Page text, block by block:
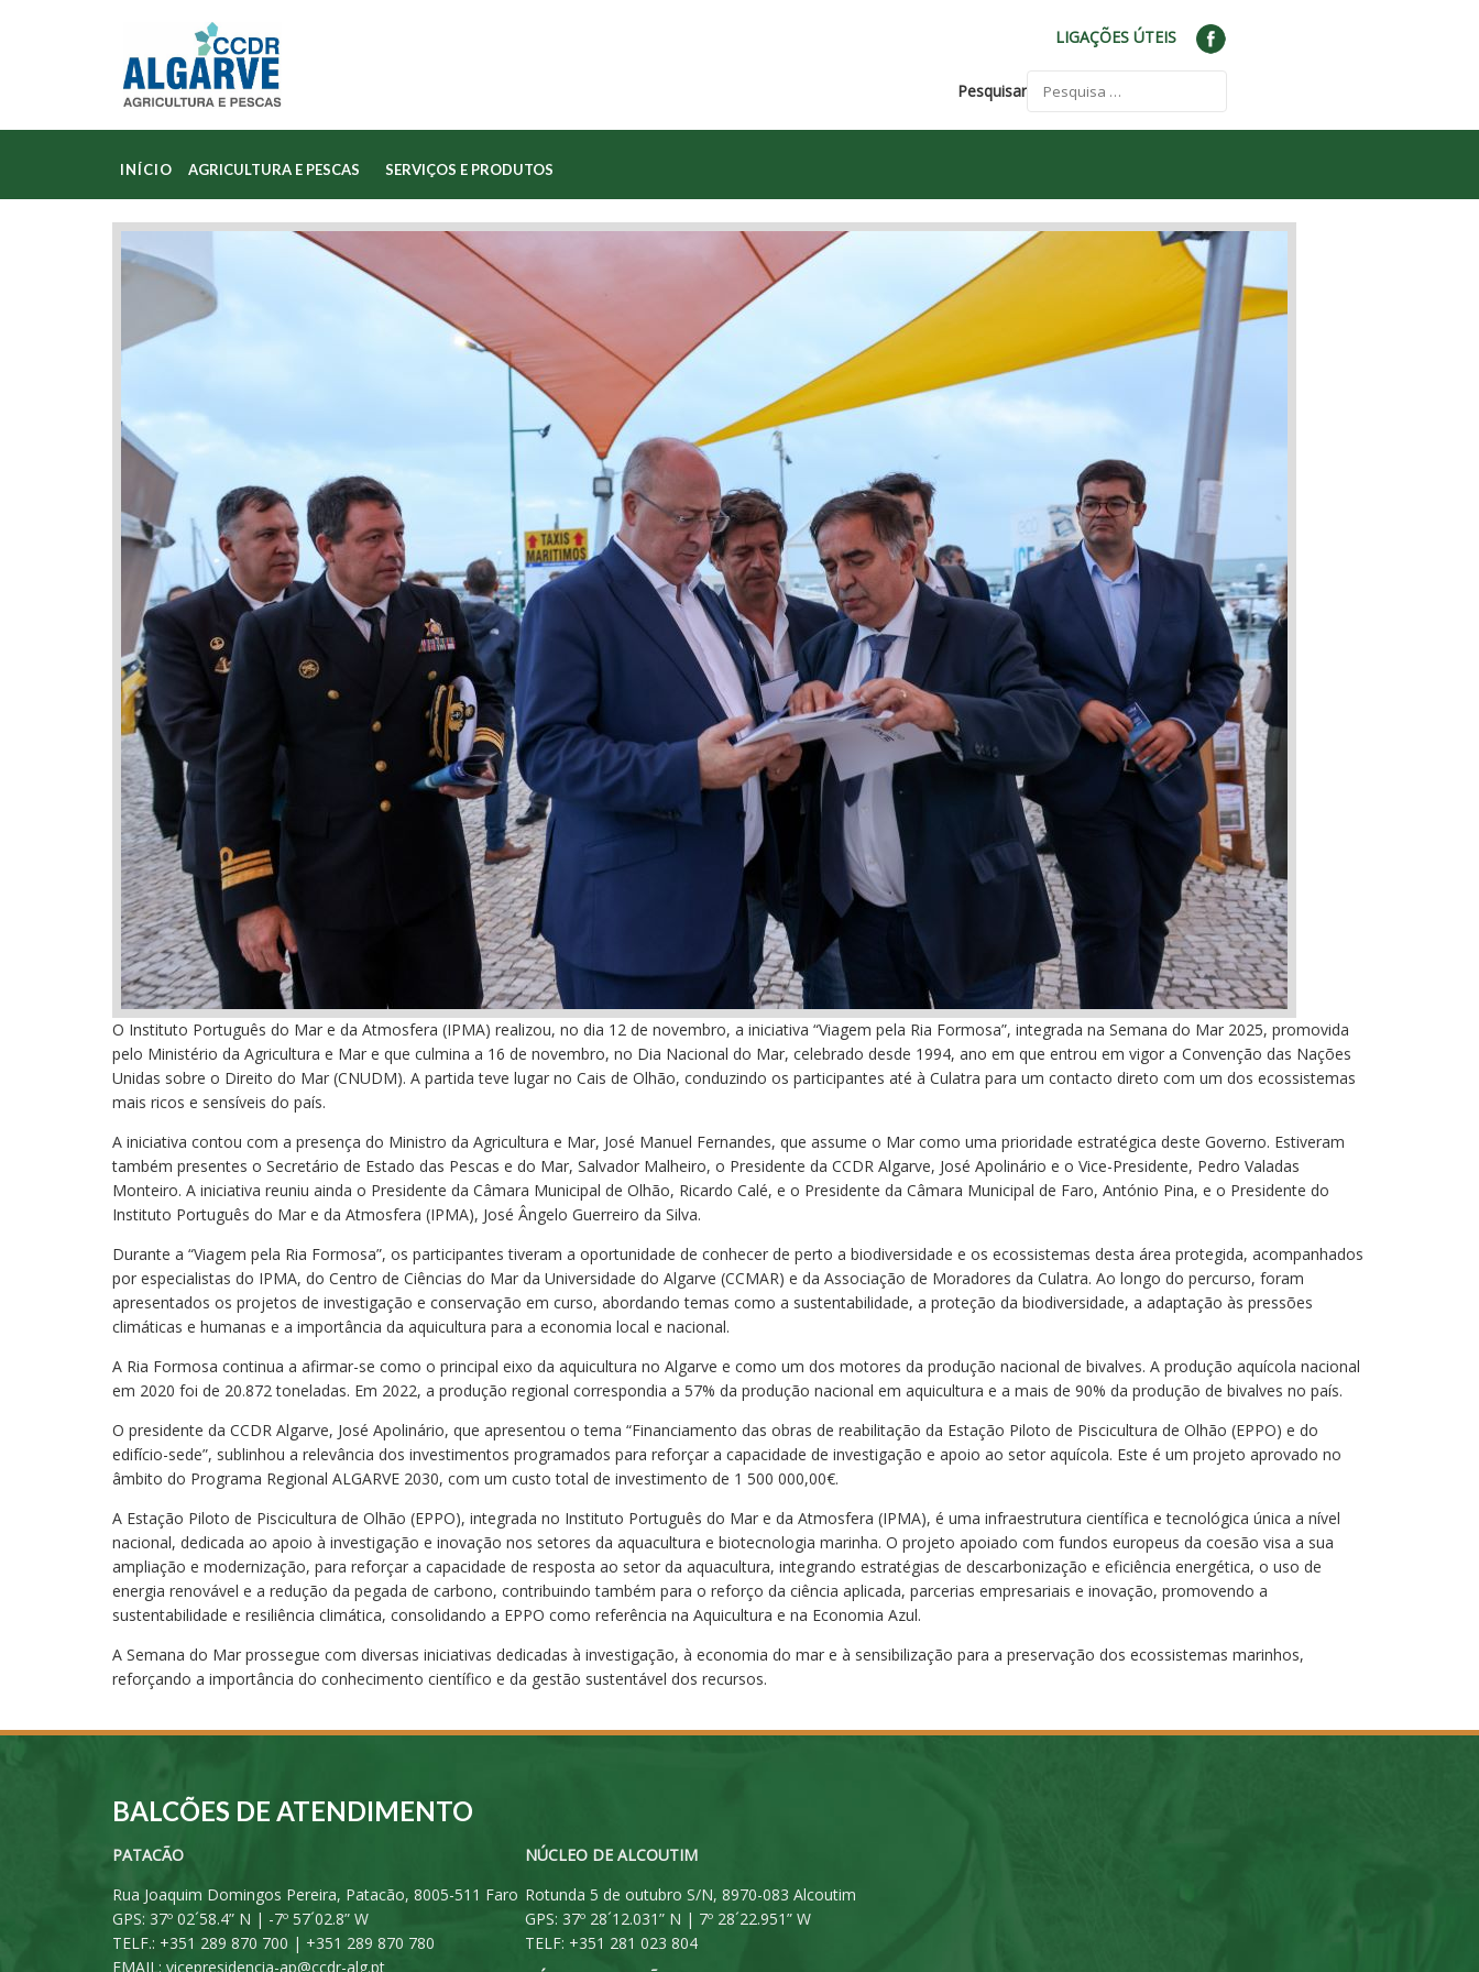
LIGAÇÕES ÚTEIS
Pesquisar
INÍCIO AGRICULTURA E PESCAS SERVIÇOS E PRODUTOS
O Instituto Português do Mar e da Atmosfera (IPMA) realizou, no dia 12 de novembro, a iniciativa “Viagem pela Ria Formosa”, integrada na Semana do Mar 2025, promovida
pelo Ministério da Agricultura e Mar e que culmina a 16 de novembro, no Dia Nacional do Mar, celebrado desde 1994, ano em que entrou em vigor a Convenção das Nações
Unidas sobre o Direito do Mar (CNUDM). A partida teve lugar no Cais de Olhão, conduzindo os participantes até à Culatra para um contacto direto com um dos ecossistemas
mais ricos e sensíveis do país.
A iniciativa contou com a presença do Ministro da Agricultura e Mar, José Manuel Fernandes, que assume o Mar como uma prioridade estratégica deste Governo. Estiveram
também presentes o Secretário de Estado das Pescas e do Mar, Salvador Malheiro, o Presidente da CCDR Algarve, José Apolinário e o Vice-Presidente, Pedro Valadas
Monteiro. A iniciativa reuniu ainda o Presidente da Câmara Municipal de Olhão, Ricardo Calé, e o Presidente da Câmara Municipal de Faro, António Pina, e o Presidente do
Instituto Português do Mar e da Atmosfera (IPMA), José Ângelo Guerreiro da Silva.
Durante a “Viagem pela Ria Formosa”, os participantes tiveram a oportunidade de conhecer de perto a biodiversidade e os ecossistemas desta área protegida, acompanhados
por especialistas do IPMA, do Centro de Ciências do Mar da Universidade do Algarve (CCMAR) e da Associação de Moradores da Culatra. Ao longo do percurso, foram
apresentados os projetos de investigação e conservação em curso, abordando temas como a sustentabilidade, a proteção da biodiversidade, a adaptação às pressões
climáticas e humanas e a importância da aquicultura para a economia local e nacional.
A Ria Formosa continua a afirmar-se como o principal eixo da aquicultura no Algarve e como um dos motores da produção nacional de bivalves. A produção aquícola nacional
em 2020 foi de 20.872 toneladas. Em 2022, a produção regional correspondia a 57% da produção nacional em aquicultura e a mais de 90% da produção de bivalves no país.
O presidente da CCDR Algarve, José Apolinário, que apresentou o tema “Financiamento das obras de reabilitação da Estação Piloto de Piscicultura de Olhão (EPPO) e do
edifício-sede”, sublinhou a relevância dos investimentos programados para reforçar a capacidade de investigação e apoio ao setor aquícola. Este é um projeto aprovado no
âmbito do Programa Regional ALGARVE 2030, com um custo total de investimento de 1 500 000,00€.
A Estação Piloto de Piscicultura de Olhão (EPPO), integrada no Instituto Português do Mar e da Atmosfera (IPMA), é uma infraestrutura científica e tecnológica única a nível
nacional, dedicada ao apoio à investigação e inovação nos setores da aquacultura e biotecnologia marinha. O projeto apoiado com fundos europeus da coesão visa a sua
ampliação e modernização, para reforçar a capacidade de resposta ao setor da aquacultura, integrando estratégias de descarbonização e eficiência energética, o uso de
energia renovável e a redução da pegada de carbono, contribuindo também para o reforço da ciência aplicada, parcerias empresariais e inovação, promovendo a
sustentabilidade e resiliência climática, consolidando a EPPO como referência na Aquicultura e na Economia Azul.
A Semana do Mar prossegue com diversas iniciativas dedicadas à investigação, à economia do mar e à sensibilização para a preservação dos ecossistemas marinhos,
reforçando a importância do conhecimento científico e da gestão sustentável dos recursos.
BALCÕES DE ATENDIMENTO
PATACÃO
Rua Joaquim Domingos Pereira, Patacão, 8005-511 Faro
GPS: 37º 02´58.4” N | -7º 57´02.8” W
TELF.: +351 289 870 700 | +351 289 870 780
EMAIL: vicepresidencia-ap@ccdr-alg.pt
NÚCLEO DE ALCOUTIM
Rotunda 5 de outubro S/N, 8970-083 Alcoutim
GPS: 37º 28´12.031” N | 7º 28´22.951” W
TELF: +351 281 023 804